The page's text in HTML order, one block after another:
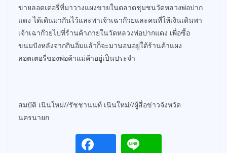
ขายลอตเตอรี่ที่มาวางแผงขายในตลาดชุมชนวัดหลวงพ่อปาก
แดง ได้เดินมากันไว้และพาเจ้าเฉาก๊วยและคนที่ให้เงินเดินพา
เจ้าเฉาก๊วยไปที่ร้านค้าภายในวัดหลวงพ่อปากแดง เพื่อซื้อ
ขนมปังหลังจากกินอิ่มแล้วก็จะมานอนอยู่ใต้ร้านค้าแผง
ลอตเตอรี่ของพ่อค้าแม่ค้าอยู่เป็นประจำ
สมบัติ เนินใหม่//รัชชานนท์ เนินใหม่//ผู้สื่อข่าวจังหวัด
นครนายก